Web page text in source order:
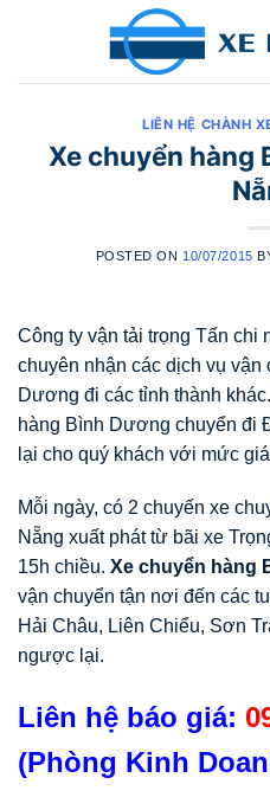
LIÊN HỆ CHÀNH
Xe chuyển hàng
POSTED ON 10/07/2015
Công ty vận tải trọng Tấn chi
chuyên nhận các dịch vụ
Dương đi các tỉnh thành
hàng Bình Dương chuyển đi
lại cho quý khách với mức
Mỗi ngày, có 2 chuyến xe
Nẵng xuất phát từ bãi xe
15h chiều. Xe chuyển hàng
vận chuyển tận nơi đến các
Hải Châu, Liên Chiểu, Sơn
ngược lại.
Liên hệ báo giá:
(Phòng Kinh